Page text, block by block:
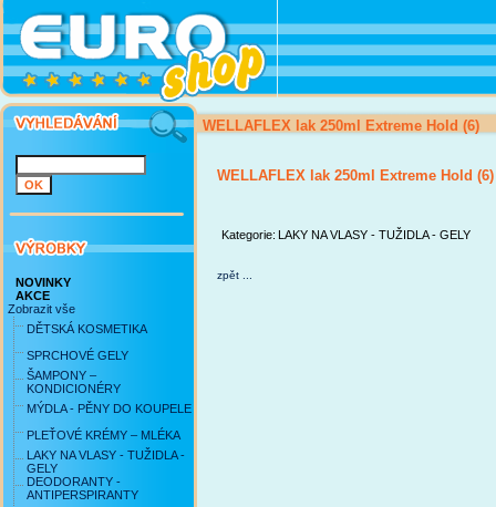
NOVINKY
AKCE
Zobrazit vše
DĚTSKÁ KOSMETIKA
SPRCHOVÉ GELY
ŠAMPONY –
KONDICIONÉRY
MÝDLA - PĚNY DO KOUPELE
PLEŤOVÉ KRÉMY – MLÉKA
LAKY NA VLASY - TUŽIDLA -
GELY
DEODORANTY -
ANTIPERSPIRANTY
WELLAFLEX lak 250ml Extreme Hold (6)
WELLAFLEX lak 250ml Extreme Hold (6)
Kategorie: LAKY NA VLASY - TUŽIDLA - GELY
zpět ...